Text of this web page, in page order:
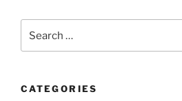
for:
CATEGORIES